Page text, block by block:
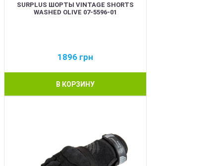
SURPLUS ШОРТЫ VINTAGE SHORTS
WASHED OLIVE 07-5596-01
1896 грн
В КОРЗИНУ